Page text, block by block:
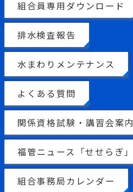
組合員専用ダウンロード
排水検査報告
水まわりメンテナンス
よくある質問
関係資格試験・講習会案内
福管ニュース「せせらぎ」
組合事務局カレンダー